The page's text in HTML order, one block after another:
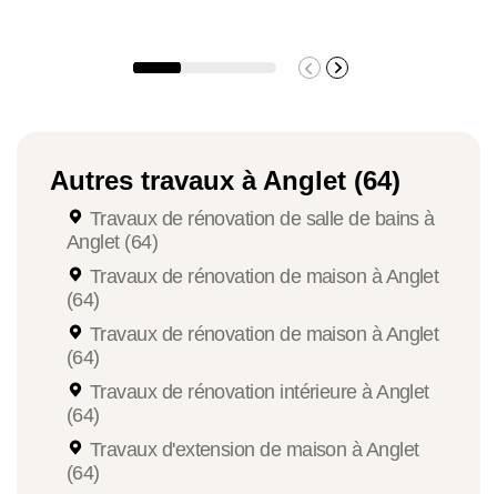
Autres travaux à Anglet (64)
Travaux de rénovation de salle de bains à
Anglet (64)
Travaux de rénovation de maison à Anglet
(64)
Travaux de rénovation de maison à Anglet
(64)
Travaux de rénovation intérieure à Anglet
(64)
Travaux d'extension de maison à Anglet
(64)